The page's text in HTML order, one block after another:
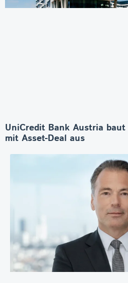
UniCredit Bank Austria
mit Asset-Deal aus